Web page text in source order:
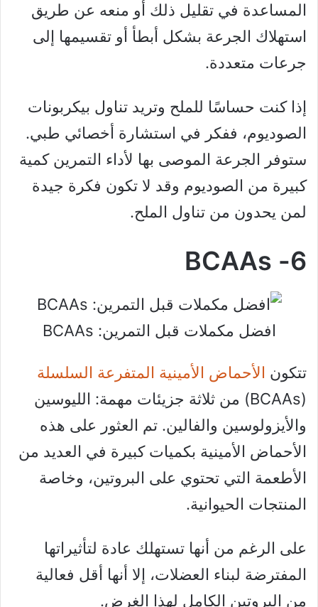
المساعدة في تقليل ذلك أو منعه عن طريق
استهلاك الجرعة بشكل أبطأ أو تقسيمها إلى
جرعات متعددة.
إذا كنت حساسًا للملح وتريد تناول بيكربونات
الصوديوم، ففكر في استشارة أخصائي طبي.
ستوفر الجرعة الموصى بها لأداء التمرين كمية
كبيرة من الصوديوم وقد لا تكون فكرة جيدة
لمن يحدون من تناول الملح.
6- BCAAs
افضل مكملات قبل التمرين: BCAAs
تتكون الأحماض الأمينية المتفرعة السلسلة
(BCAAs) من ثلاثة جزيئات مهمة: الليوسين
والأيزولوسين والفالين. تم العثور على هذه
الأحماض الأمينية بكميات كبيرة في العديد من
الأطعمة التي تحتوي على البروتين، وخاصة
المنتجات الحيوانية.
على الرغم من أنها تستهلك عادة لتأثيراتها
المفترضة لبناء العضلات، إلا أنها أقل فعالية
من البروتين الكامل لهذا الغرض.